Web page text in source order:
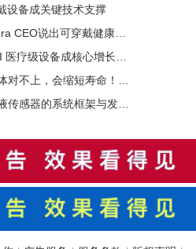
设备成关键技术支撑
穿戴健康设备对医疗体系的革命
级设备成核心增长引擎
缩短寿命！多国队列研究实锤
器的系统框架与发展路线图